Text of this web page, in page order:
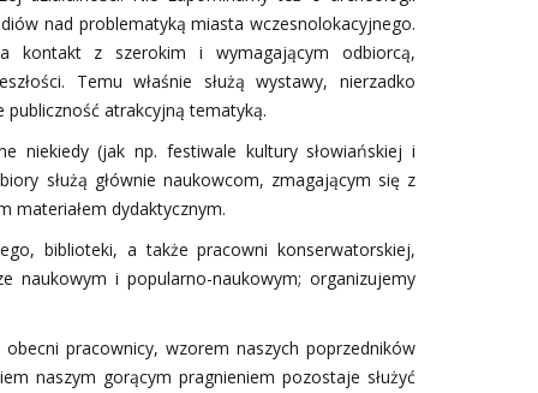
nad problematyką miasta wczesnolokacyjnego.
kontakt z szerokim i wymagającym odbiorcą,
Temu właśnie służą wystawy, nierzadko
atrakcyjną tematyką.
niekiedy (jak np. festiwale kultury słowiańskiej i
służą głównie naukowcom, zmagającym się z
materiałem dydaktycznym.
biblioteki, a także pracowni konserwatorskiej,
naukowym i popularno-naukowym; organizujemy
pracownicy, wzorem naszych poprzedników
naszym gorącym pragnieniem pozostaje służyć